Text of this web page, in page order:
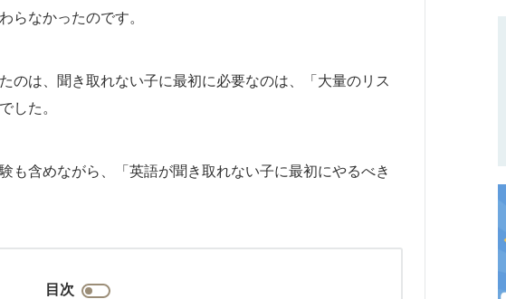
らなかったのです。
のは、聞き取れない子に最初に必要なのは、「大量のリス
した。
も含めながら、「英語が聞き取れない子に最初にやるべき
目次